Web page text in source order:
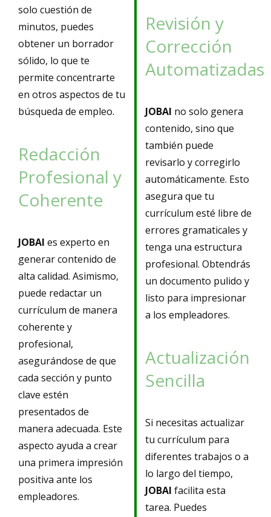
solo cuestión de
minutos, puedes
obtener un borrador
sólido, lo que te
permite concentrarte
en otros aspectos de tu
búsqueda de empleo.
Redacción
Profesional y
Coherente
JOBAI es experto en
generar contenido de
alta calidad. Asimismo,
puede redactar un
currículum de manera
coherente y
profesional,
asegurándose de que
cada sección y punto
clave estén
presentados de
manera adecuada. Este
aspecto ayuda a crear
una primera impresión
positiva ante los
empleadores.
Revisión y
Corrección
Automatizadas
JOBAI no solo genera
contenido, sino que
también puede
revisarlo y corregirlo
automáticamente. Esto
asegura que tu
currículum esté libre de
errores gramaticales y
tenga una estructura
profesional. Obtendrás
un documento pulido y
listo para impresionar
a los empleadores.
Actualización
Sencilla
Si necesitas actualizar
tu currículum para
diferentes trabajos o a
lo largo del tiempo,
JOBAI facilita esta
tarea. Puedes